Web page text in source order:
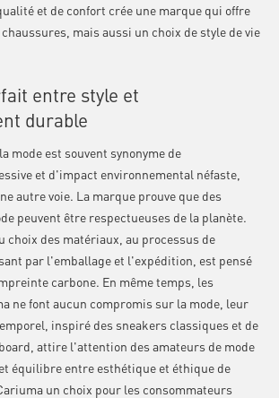
et de confort crée une marque qui offre
mais aussi un choix de style de vie
entre style et
durable
mode est souvent synonyme de
et d'impact environnemental néfaste,
autre voie. La marque prouve que des
peuvent être respectueuses de la planète.
choix des matériaux, au processus de
par l'emballage et l'expédition, est pensé
carbone. En même temps, les
ne font aucun compromis sur la mode, leur
inspiré des sneakers classiques et de
attire l'attention des amateurs de mode
équilibre entre esthétique et éthique de
un choix pour les consommateurs